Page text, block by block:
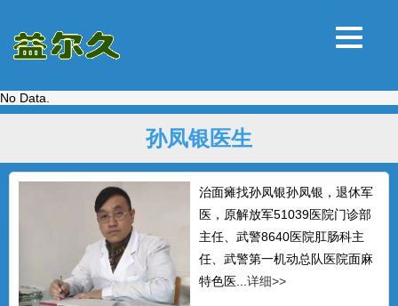
No Data.
孙凤银医生
治面瘫找孙凤银孙凤银，退休军
医，原解放军51039医院门诊部
主任、武警8640医院肛肠科主
任、武警第一机动总队医院面麻
特色医... 详细>>